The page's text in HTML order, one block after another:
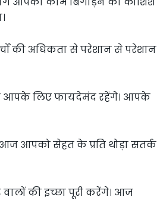
की अधिकता से परेशान से परेशान
आपके लिए फायदेमंद रहेंगे। आपके
आपको सेहत के प्रति थोड़ा सतर्क
की इच्छा पूरी करेंगे। आज